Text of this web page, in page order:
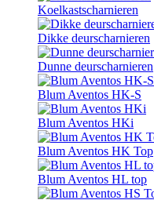
Koelkastscharnieren
Dikke deurscharnieren
Dunne deurscharnieren
Blum Aventos HK-S
Blum Aventos HKi
Blum Aventos HK Top
Blum Aventos HL top